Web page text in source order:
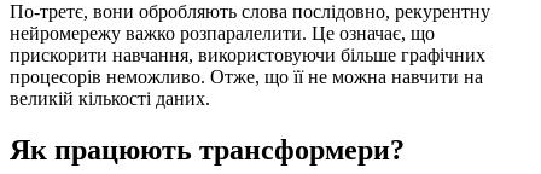
По-третє, вони обробляють слова послідовно, рекурентну
нейромережу важко розпаралелити. Це означає, що
прискорити навчання, використовуючи більше графічних
процесорів неможливо. Отже, що її не можна навчити на
великій кількості даних.
Як працюють трансформери?